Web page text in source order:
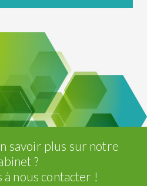
savoir plus sur notre
?
à nous contacter !